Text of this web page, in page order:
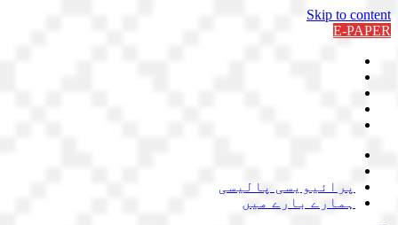
Skip to content
E-PAPER
پرائیویسی پالیسی
ہمارے بارے میں